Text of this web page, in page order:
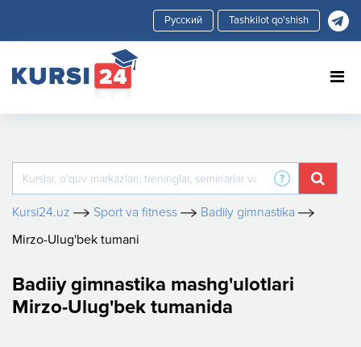
Tashkilot qo'shish
Kursi24.uz Sport va fitness
Badiiy gimnastika
Mirzo-Ulug'bek tumani
Badiiy gimnastika mashg'ulotlari
Mirzo-Ulug'bek tumanida